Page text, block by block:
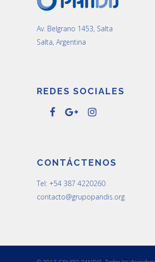
Av. Belgrano 1453, Salta
Salta, Argentina
REDES SOCIALES
CONTÁCTENOS
Tel: +54 387 4220260
contacto@grupopandis.org